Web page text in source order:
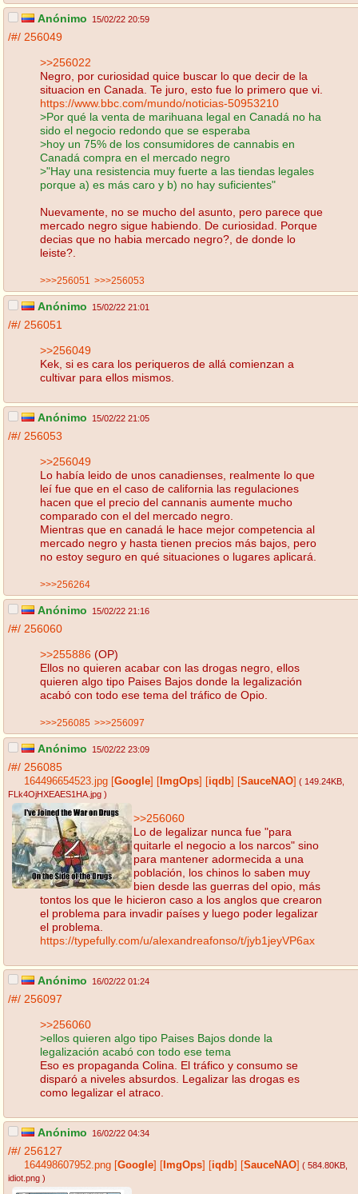
Anónimo 15/02/22 20:59
/#/ 256049
>>256022
Negro, por curiosidad quice buscar lo que decir de la
situacion en Canada. Te juro, esto fue lo primero que vi.
https://www.bbc.com/mundo/noticias-50953210
>Por qué la venta de marihuana legal en Canadá no ha
sido el negocio redondo que se esperaba
>hoy un 75% de los consumidores de cannabis en
Canadá compra en el mercado negro
>"Hay una resistencia muy fuerte a las tiendas legales
porque a) es más caro y b) no hay suficientes"
Nuevamente, no se mucho del asunto, pero parece que
mercado negro sigue habiendo. De curiosidad. Porque
decias que no habia mercado negro?, de donde lo
leiste?.
>>>256051 >>>256053
Anónimo 15/02/22 21:01
/#/ 256051
>>256049
Kek, si es cara los periqueros de allá comienzan a
cultivar para ellos mismos.
Anónimo 15/02/22 21:05
/#/ 256053
>>256049
Lo había leido de unos canadienses, realmente lo que
leí fue que en el caso de california las regulaciones
hacen que el precio del cannanis aumente mucho
comparado con el del mercado negro.
Mientras que en canadá le hace mejor competencia al
mercado negro y hasta tienen precios más bajos, pero
no estoy seguro en qué situaciones o lugares aplicará.
>>>256264
Anónimo 15/02/22 21:16
/#/ 256060
>>255886 (OP)
Ellos no quieren acabar con las drogas negro, ellos
quieren algo tipo Paises Bajos donde la legalización
acabó con todo ese tema del tráfico de Opio.
>>>256085 >>>256097
Anónimo 15/02/22 23:09
/#/ 256085
164496654523.jpg Google ImgOps iqdb SauceNAO ( 149.24KB
FLk4OjHXEAES1HA.jpg )
>>256060
Lo de legalizar nunca fue "para
quitarle el negocio a los narcos" sino
para mantener adormecida a una
población, los chinos lo saben muy
bien desde las guerras del opio, más
tontos los que le hicieron caso a los anglos que crearon
el problema para invadir países y luego poder legalizar
el problema.
https://typefully.com/u/alexandreafonso/t/jyb1jeyVP6ax
Anónimo 16/02/22 01:24
/#/ 256097
>>256060
>ellos quieren algo tipo Paises Bajos donde la
legalización acabó con todo ese tema
Eso es propaganda Colina. El tráfico y consumo se
disparó a niveles absurdos. Legalizar las drogas es
como legalizar el atraco.
Anónimo 16/02/22 04:34
/#/ 256127
164498607952.png Google ImgOps iqdb SauceNAO ( 584.80KB
idiot.png )